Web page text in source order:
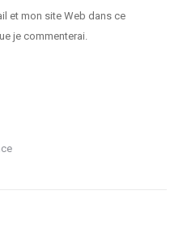
et mon site Web dans ce
je commenterai.